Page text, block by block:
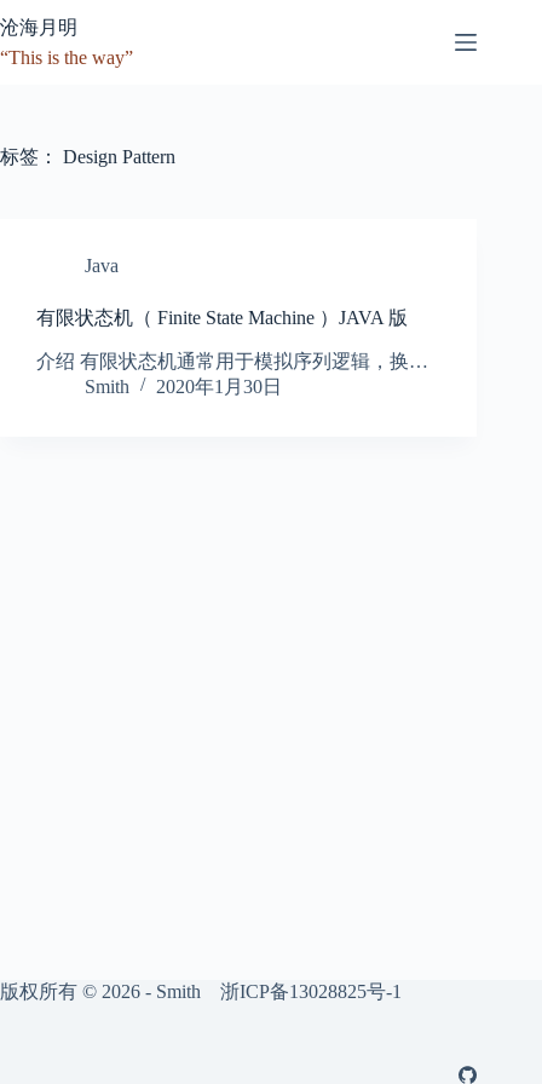
至
内
沧海月明
“This is the way”
标签： Design Pattern
Java
有限状态机（ Finite State Machine ）JAVA 版
介绍 有限状态机通常用于模拟序列逻辑，换…
Smith
2020年1月30日
版权所有 © 2026 - Smith 浙ICP备13028825号-1